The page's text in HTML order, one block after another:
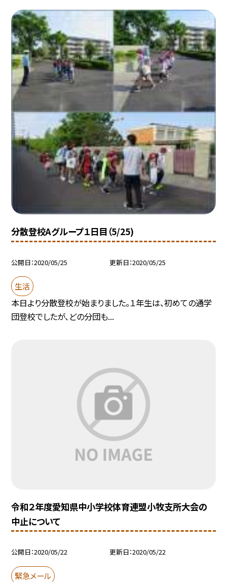
分散登校Aグループ１日目（5/25)
公開日 2020/05/25 更新日 2020/05/25
生活
本日より分散登校が始まりました。１年生は、初めての通学
団登校でしたが、どの分団も...
令和２年度愛知県中小学校体育連盟小牧支所大会の
中止について
公開日 2020/05/22 更新日 2020/05/22
緊急メール